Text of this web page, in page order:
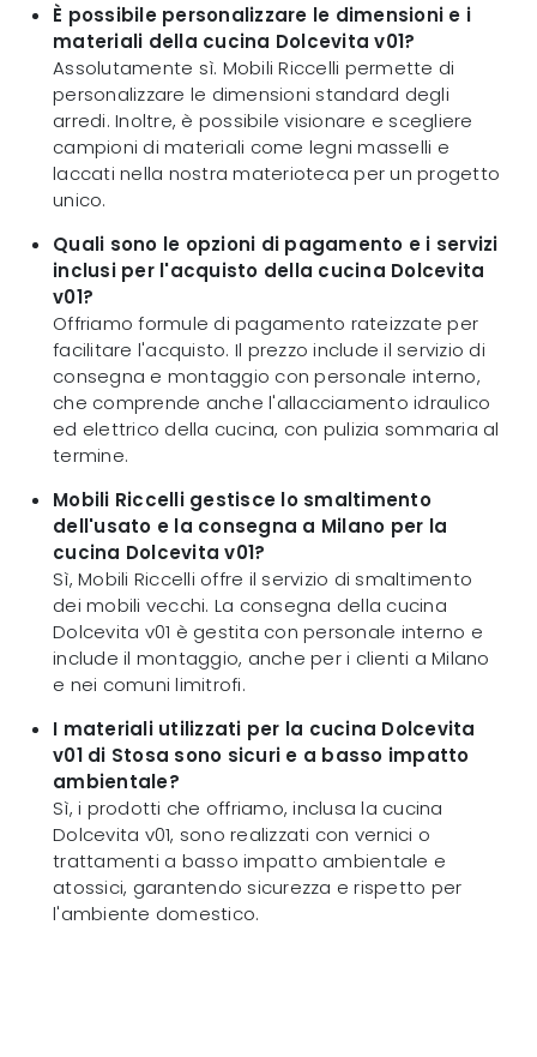
È possibile personalizzare le dimensioni e i
materiali della cucina Dolcevita v01?
Assolutamente sì. Mobili Riccelli permette di
personalizzare le dimensioni standard degli
arredi. Inoltre, è possibile visionare e scegliere
campioni di materiali come legni masselli e
laccati nella nostra materioteca per un progetto
unico.
Quali sono le opzioni di pagamento e i servizi
inclusi per l'acquisto della cucina Dolcevita
v01?
Offriamo formule di pagamento rateizzate per
facilitare l'acquisto. Il prezzo include il servizio di
consegna e montaggio con personale interno,
che comprende anche l'allacciamento idraulico
ed elettrico della cucina, con pulizia sommaria al
termine.
Mobili Riccelli gestisce lo smaltimento
dell'usato e la consegna a Milano per la
cucina Dolcevita v01?
Sì, Mobili Riccelli offre il servizio di smaltimento
dei mobili vecchi. La consegna della cucina
Dolcevita v01 è gestita con personale interno e
include il montaggio, anche per i clienti a Milano
e nei comuni limitrofi.
I materiali utilizzati per la cucina Dolcevita
v01 di Stosa sono sicuri e a basso impatto
ambientale?
Sì, i prodotti che offriamo, inclusa la cucina
Dolcevita v01, sono realizzati con vernici o
trattamenti a basso impatto ambientale e
atossici, garantendo sicurezza e rispetto per
l'ambiente domestico.